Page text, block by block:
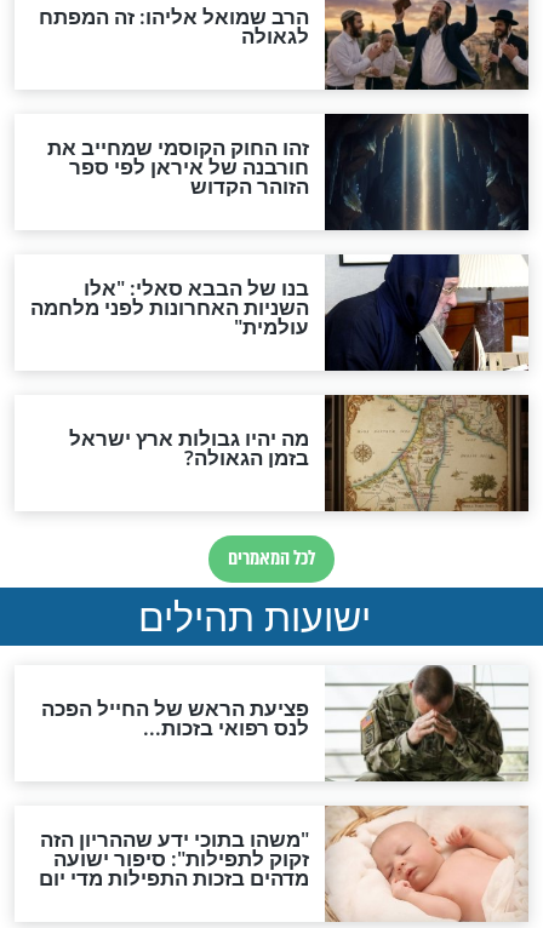
האם לאחר בוא המשיח יהיה
אפשר לחזור בתשובה?
לכל המאמרים
להמתקת הדינים וביטול
גזרות
סגולת ע"ב שמות הקודש
תפילה סגולית להמתקת
הדינים